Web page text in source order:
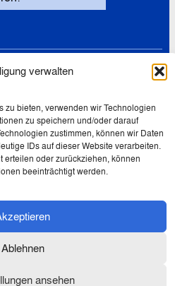
verwalten
zu bieten, verwenden wir Technologien
zu speichern und/oder darauf
zustimmen, können wir Daten
IDs auf dieser Website verarbeiten.
oder zurückziehen, können
beeinträchtigt werden.
Ablehnen
ansehen
Creative Commons Lizenz:
Dieses Werk ist lizenziert unter
einerCreative Commons